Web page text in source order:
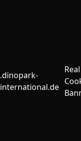
.dinopark-
international.de
Real